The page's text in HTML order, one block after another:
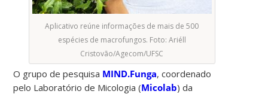
Aplicativo reúne informações de mais de 500
espécies de macrofungos. Foto: Ariéll
Cristovão/Agecom/UFSC
O grupo de pesquisa MIND.Funga, coordenado
pelo Laboratório de Micologia (Micolab) da